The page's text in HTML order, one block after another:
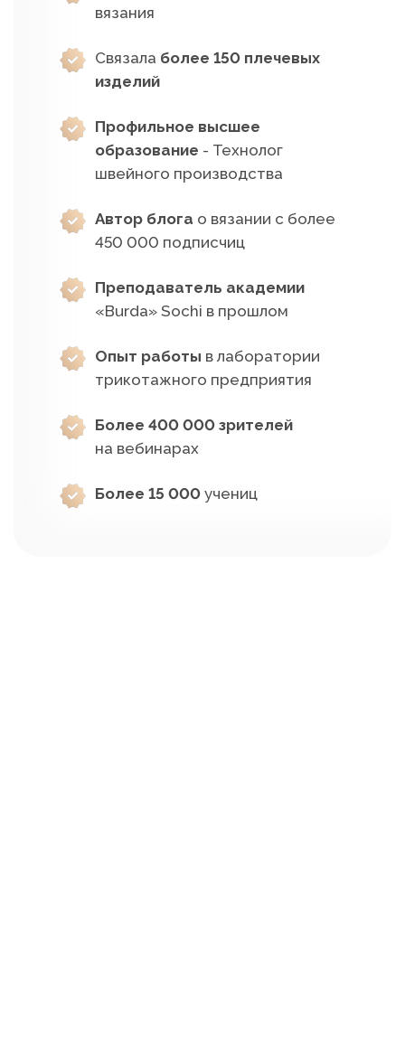
вязания
Связала более 150 плечевых
изделий
Профильное высшее
образование - Технолог
швейного производства
Автор блога о вязании с более
450 000 подписчиц
Преподаватель академии
«Burda» Sochi в прошлом
Опыт работы в лаборатории
трикотажного предприятия
Более 400 000 зрителей
на вебинарах
Более 15 000 учениц